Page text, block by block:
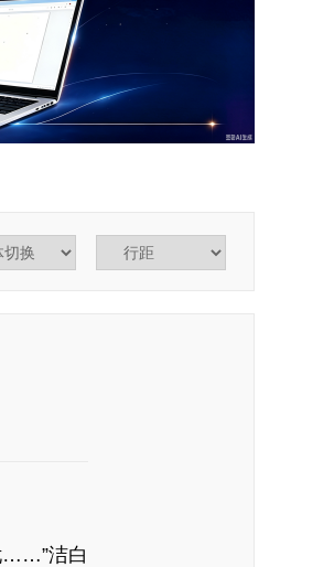
……”洁白